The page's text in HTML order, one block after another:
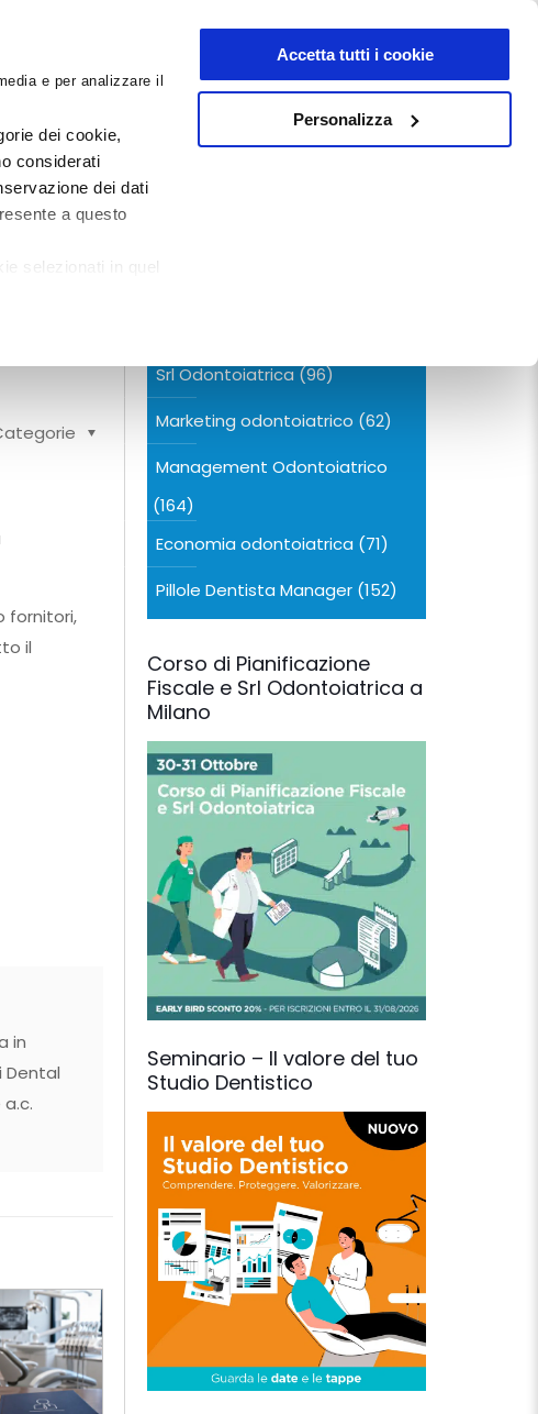
e per analizzare il
dei cookie,
considerati
dei dati
a questo
selezionati in quel
Accetta tutti i cookie
Personalizza
NEWSLETTER
DOCUMENTI 0 0
fornitori,
il
in
Dental
CERCA NEL BLOG
Srl Odontoiatrica (96)
Marketing odontoiatrico (62)
Management Odontoiatrico
(164)
Economia odontoiatrica (71)
Pillole Dentista Manager (152)
Corso di Pianificazione
Fiscale e Srl Odontoiatrica a
Milano
Seminario – Il valore del tuo
Studio Dentistico